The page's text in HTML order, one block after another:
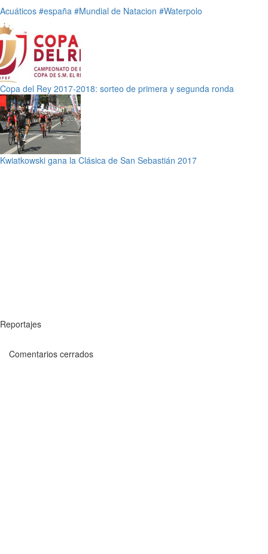
Acuáticos #españa #Mundial de Natacion #Waterpolo
Copa del Rey 2017-2018: sorteo de primera y segunda ronda
Kwiatkowski gana la Clásica de San Sebastián 2017
Reportajes
Comentarios cerrados